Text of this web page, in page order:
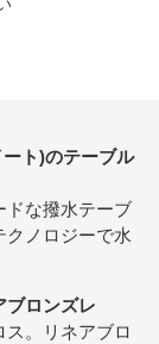
ト)のテーブル
ドな撥水テーブ
クノロジーで水
ロンズレ
。リネアブロ